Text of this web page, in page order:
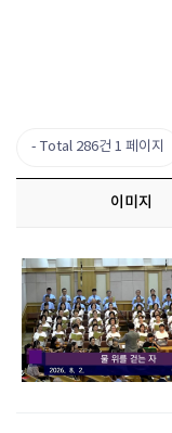
Total 286건 1 페이지
이미지